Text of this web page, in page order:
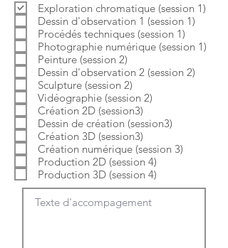
i
r
e
l
i
g
a
t
o
i
r
e
Exploration chromatique (session 1)
Dessin d'observation 1 (session 1)
Procédés techniques (session 1)
Photographie numérique (session 1)
Peinture (session 2)
Dessin d'observation 2 (session 2)
Sculpture (session 2)
Vidéographie (session 2)
Création 2D (session3)
Dessin de création (session3)
Création 3D (session3)
Création numérique (session 3)
Production 2D (session 4)
Production 3D (session 4)
Texte d'accompagement